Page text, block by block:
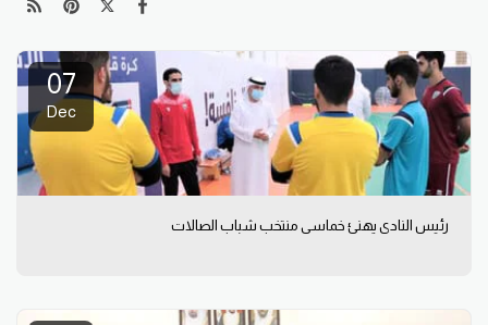
07
Dec
رئيس النادي يهنئ خماسي منتخب شباب الصالات